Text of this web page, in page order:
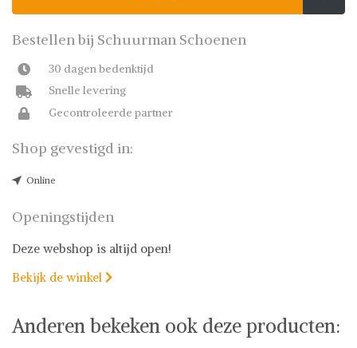
Bestellen bij Schuurman Schoenen
30 dagen bedenktijd
Snelle levering
Gecontroleerde partner
Shop gevestigd in:
Online
Openingstijden
Deze webshop is altijd open!
Bekijk de winkel 
Anderen bekeken ook deze producten: